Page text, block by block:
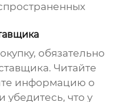
обязательно
Читайте
информацию о
убедитесь, что у